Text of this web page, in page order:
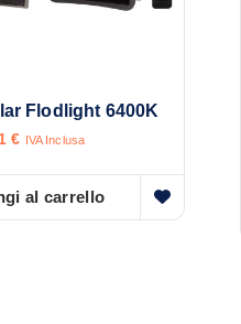
Flodlight 6400K
€ IVA Inclusa
al carrello